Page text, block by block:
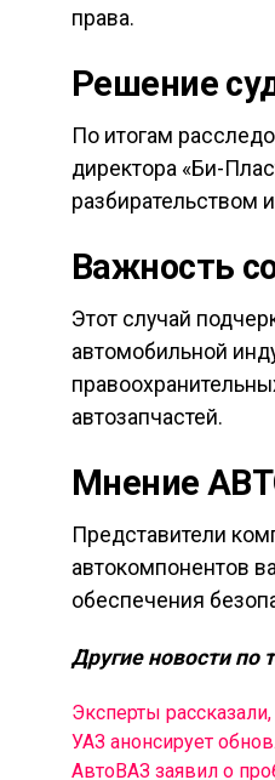
права.
Решение
По итогам
директора «Би-
Важность
Этот случай
автомобильной
автозапчастей.
Мнение
Представители
автокомпонентов
обеспечения
Другие новости по
Эксперты
УАЗ анонсирует
АвтоВАЗ заявил о